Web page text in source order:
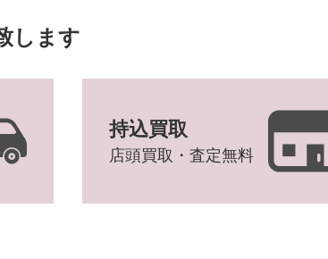
します
持込買取
店頭買取・査定無料